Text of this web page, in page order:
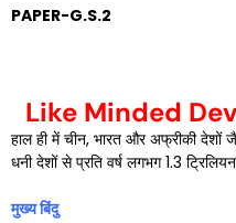
PAPER-G.S.2
Like Minded
हाल ही में चीन, भारत और अफ्रीकी देशों
धनी देशों से प्रति वर्ष लगभग 1.3
मुख्य बिंदु